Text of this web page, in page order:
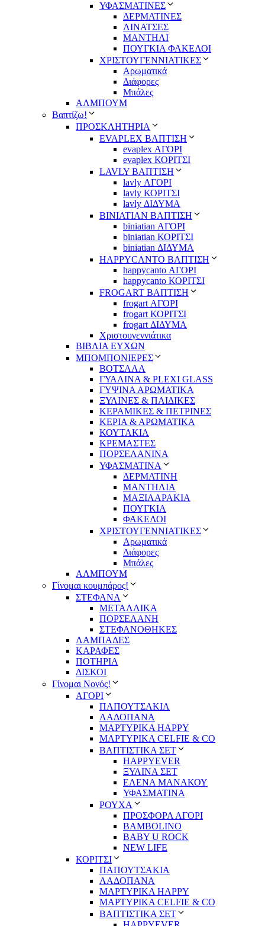
ΥΦΑΣΜΑΤΙΝΕΣ
ΔΕΡΜΑΤΙΝΕΣ
ΛΙΝΑΤΣΕΣ
ΜΑΝΤΗΛΙ
ΠΟΥΓΚΙΑ ΦΑΚΕΛΟΙ
ΧΡΙΣΤΟΥΓΕΝΝΙΑΤΙΚΕΣ
Αρωματικά
Διάφορες
Μπάλες
ΑΛΜΠΟΥΜ
Βαπτίζω!
ΠΡΟΣΚΛΗΤΗΡΙΑ
EVAPLEX ΒΑΠΤΙΣΗ
evaplex ΑΓΟΡΙ
evaplex ΚΟΡΙΤΣΙ
LAVLY ΒΑΠΤΙΣΗ
lavly ΑΓΟΡΙ
lavly ΚΟΡΙΤΣΙ
lavly ΔΙΔΥΜΑ
ΒΙΝΙΑΤΙΑΝ ΒΑΠΤΙΣΗ
biniatian ΑΓΟΡΙ
biniatian ΚΟΡΙΤΣΙ
biniatian ΔΙΔΥΜΑ
HAPPYCANTO ΒΑΠΤΙΣΗ
happycanto ΑΓΟΡΙ
happycanto ΚΟΡΙΤΣΙ
FROGART ΒΑΠΤΙΣΗ
frogart ΑΓΟΡΙ
frogart ΚΟΡΙΤΣΙ
frogart ΔΙΔΥΜΑ
Χριστουγεννιάτικα
ΒΙΒΛΙΑ ΕΥΧΩΝ
ΜΠΟΜΠΟΝΙΕΡΕΣ
ΒΟΤΣΑΛΑ
ΓΥΑΛΙΝΑ & PLEXI GLASS
ΓΥΨΙΝΑ ΑΡΩΜΑΤΙΚΑ
ΞΥΛΙΝΕΣ & ΠΑΙΔΙΚΕΣ
ΚΕΡΑΜΙΚΕΣ & ΠΕΤΡΙΝΕΣ
ΚΕΡΙΑ & ΑΡΩΜΑΤΙΚΑ
ΚΟΥΤΑΚΙΑ
ΚΡΕΜΑΣΤΕΣ
ΠΟΡΣΕΛΑΝΙΝΑ
ΥΦΑΣΜΑΤΙΝA
ΔΕΡΜΑΤΙΝΗ
ΜΑΝΤΗΛΙΑ
ΜΑΞΙΛΑΡΑΚΙΑ
ΠΟΥΓΚΙΑ
ΦΑΚΕΛΟΙ
ΧΡΙΣΤΟΥΓΕΝΝΙΑΤΙΚΕΣ
Αρωματικά
Διάφορες
Μπάλες
ΑΛΜΠΟΥΜ
Γίνομαι κουμπάρος!
ΣΤΕΦΑΝΑ
ΜΕΤΑΛΛΙΚΑ
ΠΟΡΣΕΛΑΝΗ
ΣΤΕΦΑΝΟΘΗΚΕΣ
ΛΑΜΠΑΔΕΣ
ΚΑΡΑΦΕΣ
ΠΟΤΗΡΙΑ
ΔΙΣΚΟΙ
Γίνομαι Νονός!
ΑΓΟΡΙ
ΠΑΠΟΥΤΣΑΚΙΑ
ΛΑΔΟΠΑΝΑ
ΜΑΡΤΥΡΙΚΑ HAPPY
ΜΑΡΤΥΡΙΚΑ CELFIE & CO
ΒΑΠΤΙΣΤΙΚΑ ΣΕΤ
HAPPYEVER
ΞΥΛΙΝΑ ΣΕΤ
ΕΛΕΝΑ ΜΑΝΑΚΟΥ
ΥΦΑΣΜΑΤΙΝΑ
ΡΟΥΧΑ
ΠΡΟΣΦΟΡΑ ΑΓΟΡΙ
BAMBOLINO
BABY U ROCK
NEW LIFE
ΚΟΡΙΤΣΙ
ΠΑΠΟΥΤΣΑΚΙΑ
ΛΑΔΟΠΑΝΑ
ΜΑΡΤΥΡΙΚΑ HAPPY
ΜΑΡΤΥΡΙΚΑ CELFIE & CO
ΒΑΠΤΙΣΤΙΚΑ ΣΕΤ